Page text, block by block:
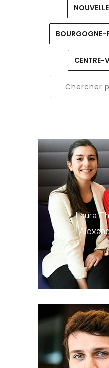
BOURGOGNE-
CENTRE-
Laura